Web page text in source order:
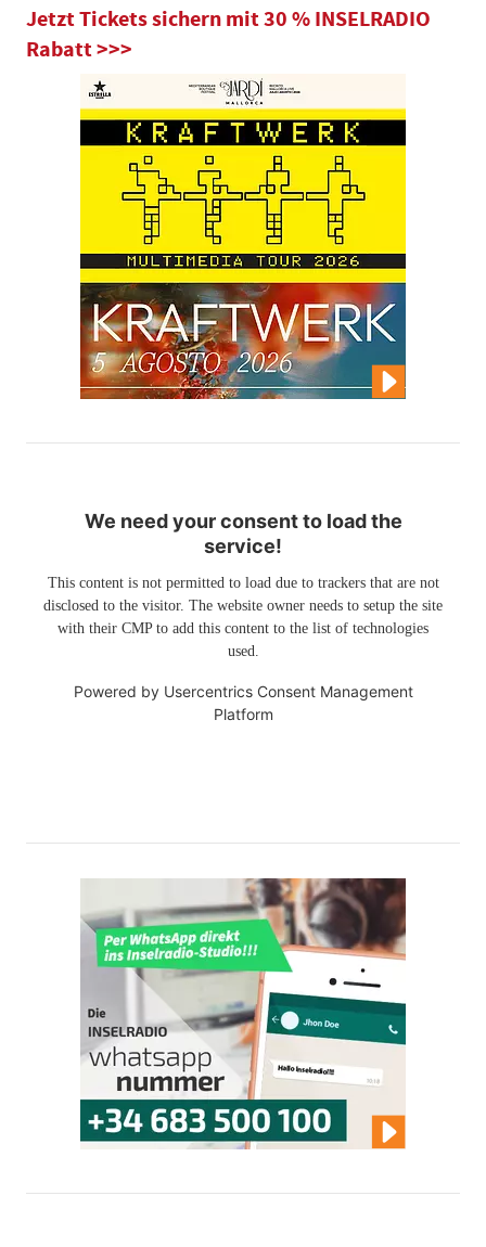
Jetzt Tickets sichern mit 30 % INSELRADIO
Rabatt >>>
We need your consent to load the
service!
This content is not permitted to load due to trackers that are not
disclosed to the visitor. The website owner needs to setup the site
with their CMP to add this content to the list of technologies
used.
Powered by Usercentrics Consent Management
Platform